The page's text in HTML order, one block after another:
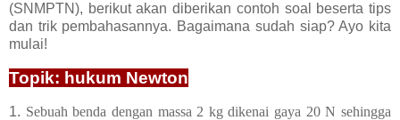
(SNMPTN), berikut akan diberikan contoh soal beserta tips
dan trik pembahasannya. Bagaimana sudah siap? Ayo kita
mulai!
Topik: hukum Newton
1. Sebuah benda dengan massa 2 kg dikenai gaya 20 N sehingga